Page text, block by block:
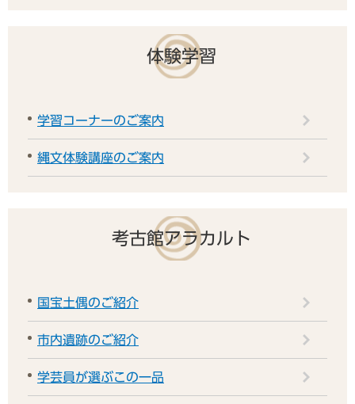
体験学習
学習コーナーのご案内
縄文体験講座のご案内
考古館アラカルト
国宝土偶のご紹介
市内遺跡のご紹介
学芸員が選ぶこの一品